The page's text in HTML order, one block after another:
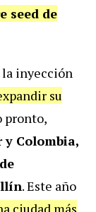
seed de
la inyección
su
pronto,
y Colombia,
. Este año